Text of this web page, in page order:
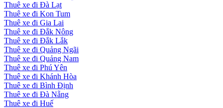
Thuê xe đi Đà Lạt
Thuê xe đi Kon Tum
Thuê xe đi Gia Lai
Thuê xe đi Đắk Nông
Thuê xe đi Đắk Lắk
Thuê xe đi Quảng Ngãi
Thuê xe đi Quảng Nam
Thuê xe đi Phú Yên
Thuê xe đi Khánh Hòa
Thuê xe đi Bình Định
Thuê xe đi Đà Nẵng
Thuê xe đi Huế